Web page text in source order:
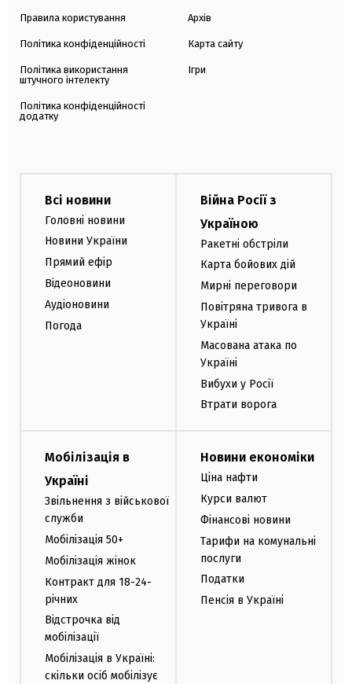
Правила користування
Політика конфіденційності
Політика використання
штучного інтелекту
Політика конфіденційності
додатку
Архів
Карта сайту
Ігри
Всі новини
Головні новини
Новини України
Прямий ефір
Відеоновини
Аудіоновини
Погода
Війна Росії з
Україною
Ракетні обстріли
Карта бойових дій
Мирні переговори
Повітряна тривога в
Україні
Масована атака по
Україні
Вибухи у Росії
Втрати ворога
Мобілізація в
Україні
Звільнення з військової
служби
Мобілізація 50+
Мобілізація жінок
Контракт для 18-24-
річних
Відстрочка від
мобілізації
Мобілізація в Україні:
скільки осіб мобілізує
Новини економіки
Ціна нафти
Курси валют
Фінансові новини
Тарифи на комунальні
послуги
Податки
Пенсія в Україні